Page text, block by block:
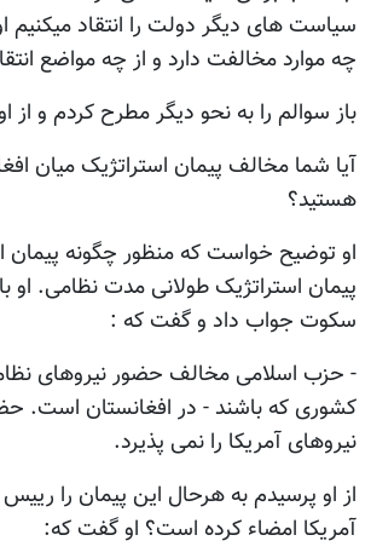
سیاست های دیگر دولت را انتقاد میکنیم
چه موارد مخالفت دارد و از چه مواضع
باز سوالم را به نحو دیگر مطرح کردم و از
آیا شما مخالف پیمان استراتژیک میان
هستید؟
او توضیح خواست که منظور چگونه پیمان
پیمان استراتژیک طولانی مدت نظامی. او
سکوت جواب داد و گفت که :
- حزب اسلامی مخالف حضور نیروهای
کشوری که باشند - در افغانستان است.
نیروهای آمریکا را نمی پذیرد.
از او پرسیدم به هرحال این پیمان را
آمریکا امضاء کرده است؟ او گفت که: